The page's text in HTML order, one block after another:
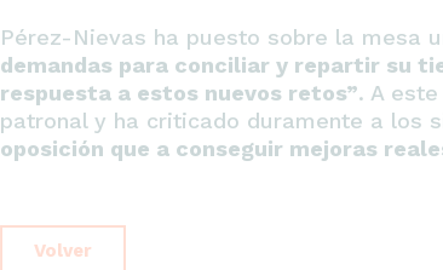
Pérez-Nievas ha puesto sobre la mesa
demandas para conciliar y repartir su
respuesta a estos nuevos retos”. A
patronal y ha criticado duramente a los
oposición que a conseguir mejoras
Volver